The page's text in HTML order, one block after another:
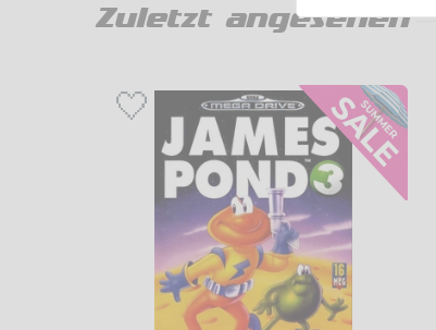
Zuletzt angesehen